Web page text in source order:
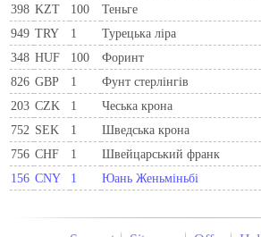
398 KZT 100 Теньге
949 TRY 1 Турецька ліра
348 HUF 100 Форинт
826 GBP 1 Фунт стерлінгів
203 CZK 1 Чеська крона
752 SEK 1 Шведська крона
756 CHF 1 Швейцарський франк
156 CNY 1 Юань Женьміньбі